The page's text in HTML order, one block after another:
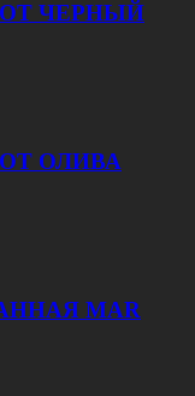
ЧЕРНЫЙ
ОЛИВА
MAR